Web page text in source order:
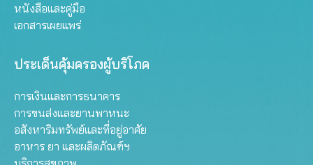
หนังสือและคู่มือ
เอกสารเผยแพร่
ประเด็นคุ้มครองผู้บริโภค
การเงินและการธนาคาร
การขนส่งและยานพาหนะ
อสังหาริมทรัพย์และที่อยู่อาศัย
อาหาร ยา และผลิตภัณฑ์ฯ